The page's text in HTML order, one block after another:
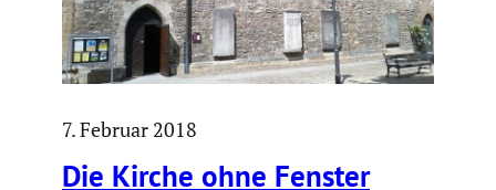
7. Februar 2018
Die Kirche ohne Fenster